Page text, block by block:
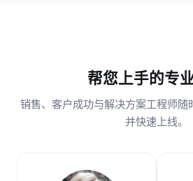
帮您上手的专
销售、客户成功与解决方案工程师随
并快速上线。